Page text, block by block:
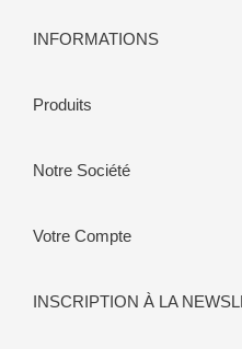
INFORMATIONS
Produits
Notre Société
Votre Compte
INSCRIPTION À LA